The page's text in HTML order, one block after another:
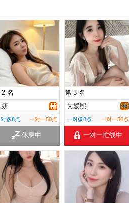
名
妍
多8点 一对一50点
休息中
第 3 名
艾媛熙
一对多8点 一对一50点
一对一忙线中